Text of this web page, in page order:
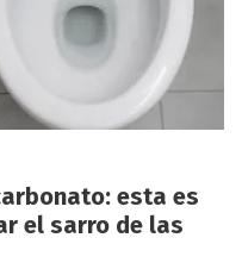
esta es
el sarro de las